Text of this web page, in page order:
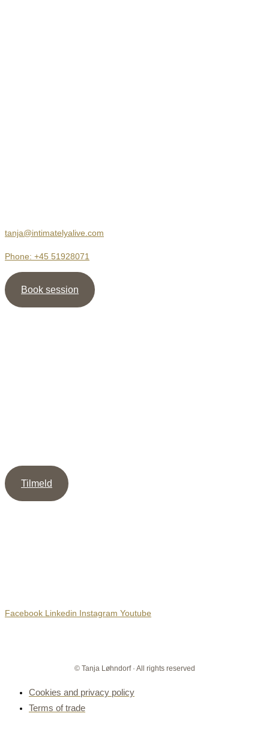
tanja@intimatelyalive.com
Phone: +45 51928071
Book session
Tilmeld
Facebook Linkedin Instagram Youtube
© Tanja Løhndorf · All rights reserved
Cookies and privacy policy
Terms of trade